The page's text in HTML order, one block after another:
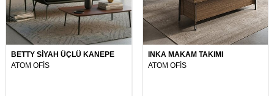
BETTY SİYAH ÜÇLÜ KANEPE
ATOM OFİS
INKA MAKAM TAKIMI
ATOM OFİS